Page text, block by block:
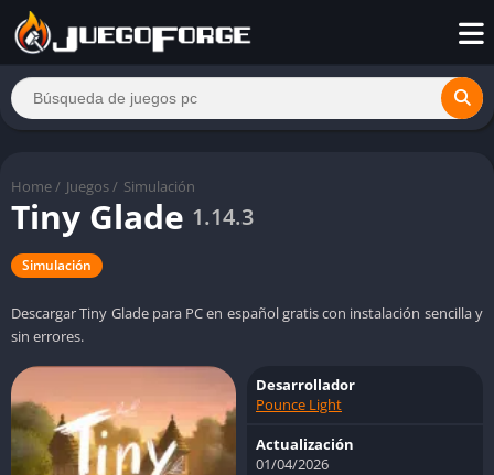
Home / Juegos / Simulación
Tiny Glade 1.14.3
Simulación
Descargar Tiny Glade para PC en español gratis con instalación sencilla y
sin errores.
Desarrollador
Pounce Light
Actualización
01/04/2026